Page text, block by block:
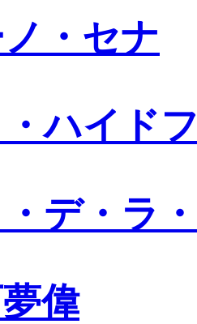
・セナ
ハイド
デ・ラ
偉